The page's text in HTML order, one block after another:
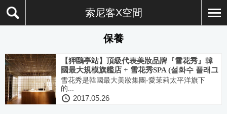
索尼客X空間
保養
【狎鷗亭站】頂級代表美妝品牌『雪花秀』韓
國最大規模旗艦店 + 雪花秀SPA (설화수 플래그
십스토어 / 설화수 스파)
雪花秀是韓國最大美妝集團-愛茉莉太平洋旗下
的...
2017.05.26